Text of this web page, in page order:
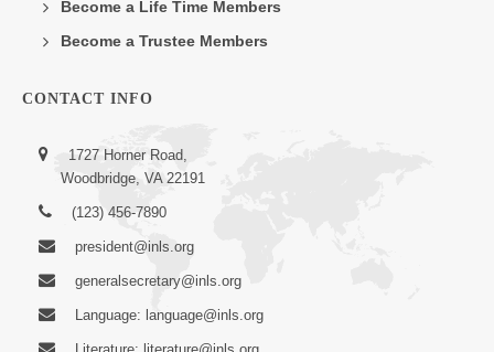
Become a Life Time Members
Become a Trustee Members
CONTACT INFO
1727 Horner Road,
Woodbridge, VA 22191
(123) 456-7890
president@inls.org
generalsecretary@inls.org
Language: language@inls.org